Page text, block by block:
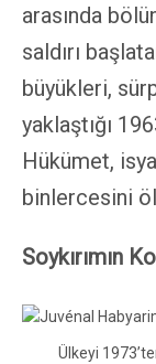
arasında
saldırı
büyükleri,
yaklaştığı
Hükümet,
binlercesini
Soykırımın
Ülkeyi